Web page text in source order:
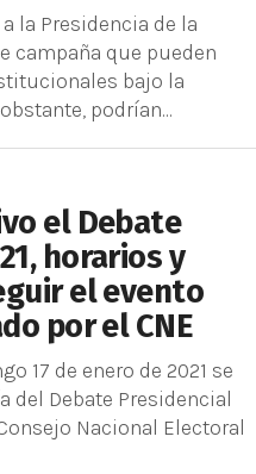
la Presidencia de la
campaña que pueden
bajo la
podrían...
el Debate
horarios y
el evento
por el CNE
17 de enero de 2021 se
Debate Presidencial
Nacional Electoral